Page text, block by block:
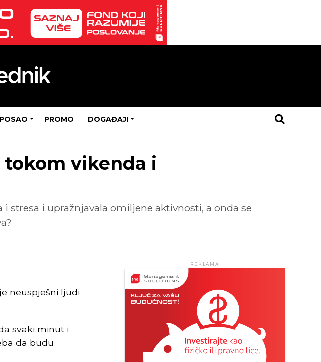
POSAO PROMO DOGAĐAJI
vikenda i
stresa i upražnjavala omiljene aktivnosti, a onda se
neuspješni ljudi
svaki minut i
da budu
REKLAMA